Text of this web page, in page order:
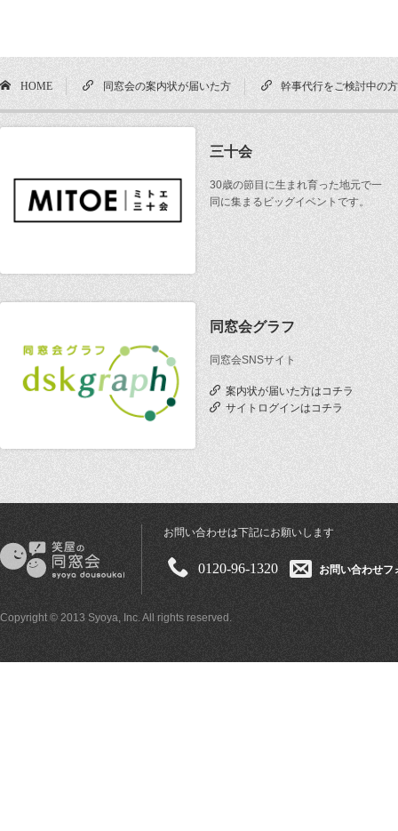
HOME 同窓会の案内状が届いた方 幹事代行をご検討中の方
三十会
30歳の節目に生まれ育った地元で一
同に集まるビッグイベントです。
同窓会グラフ
同窓会SNSサイト
案内状が届いた方はコチラ
サイトログインはコチラ
お問い合わせは下記にお願いします
0120-96-1320 お問い合わせフ
Copyright © 2013 Syoya, Inc. All rights reserved.